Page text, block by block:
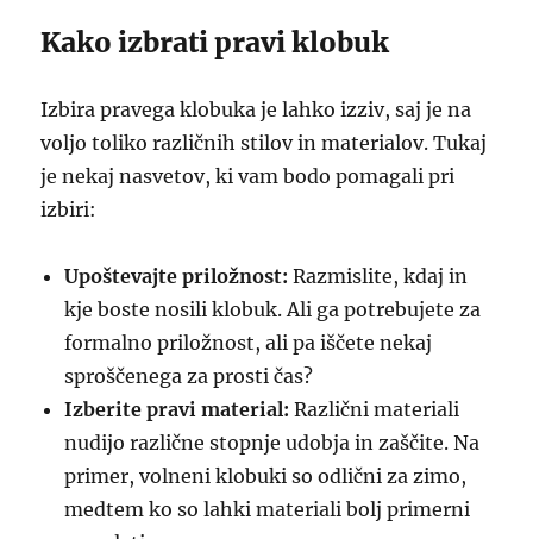
Kako izbrati pravi klobuk
Izbira pravega klobuka je lahko izziv, saj je na
voljo toliko različnih stilov in materialov. Tukaj
je nekaj nasvetov, ki vam bodo pomagali pri
izbiri:
Upoštevajte priložnost: Razmislite, kdaj in
kje boste nosili klobuk. Ali ga potrebujete za
formalno priložnost, ali pa iščete nekaj
sproščenega za prosti čas?
Izberite pravi material: Različni materiali
nudijo različne stopnje udobja in zaščite. Na
primer, volneni klobuki so odlični za zimo,
medtem ko so lahki materiali bolj primerni